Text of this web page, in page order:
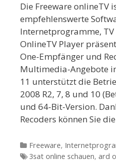
Die Freeware onlineTV
empfehlenswerte
Internetprogramme,
OnlineTV Player
One-Empfänger und
Multimedia-Angebote
11 unterstützt die
2008 R2, 7, 8 und 10
und 64-Bit-Version.
Recoders können Sie
Kategorien
Freeware,
Tags
3sat online schauen, ard